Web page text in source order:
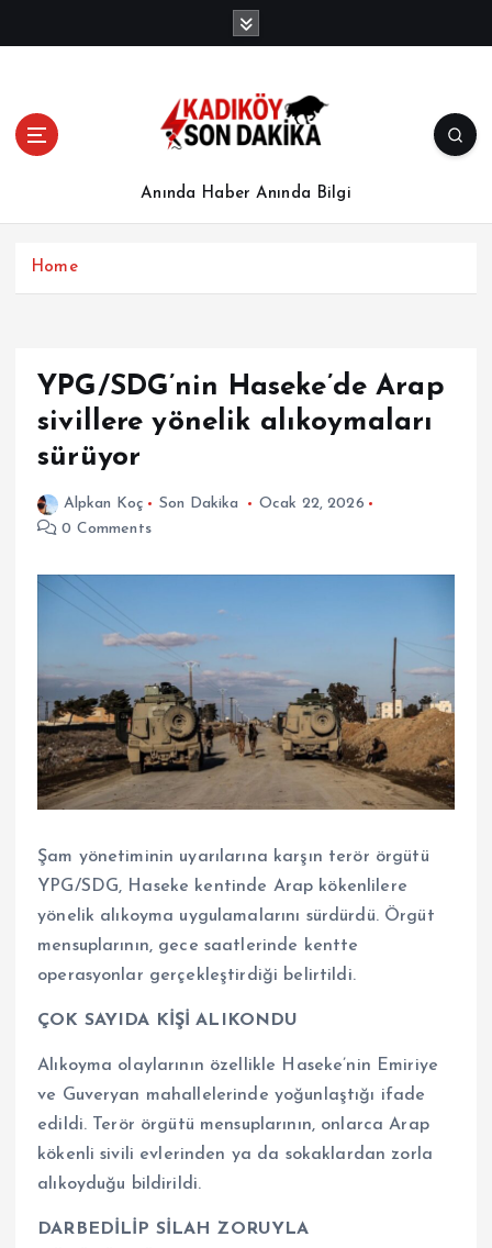
Anında Haber Anında Bilgi
Home
YPG/SDG’nin Haseke’de Arap
sivillere yönelik alıkoymaları
sürüyor
Alpkan Koç Son Dakika
Ocak 22, 2026
0 Comments
Şam yönetiminin uyarılarına karşın terör örgütü
YPG/SDG, Haseke kentinde Arap kökenlilere
yönelik alıkoyma uygulamalarını sürdürdü. Örgüt
mensuplarının, gece saatlerinde kentte
operasyonlar gerçekleştirdiği belirtildi.
ÇOK SAYIDA KİŞİ ALIKONDU
Alıkoyma olaylarının özellikle Haseke’nin Emiriye
ve Guveryan mahallelerinde yoğunlaştığı ifade
edildi. Terör örgütü mensuplarının, onlarca Arap
kökenli sivili evlerinden ya da sokaklardan zorla
alıkoyduğu bildirildi.
DARBEDİLİP SİLAH ZORUYLA